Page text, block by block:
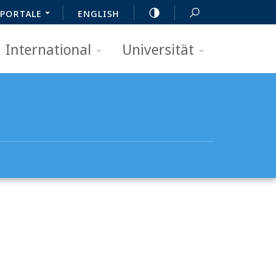
PORTALE ENGLISH
International Universität